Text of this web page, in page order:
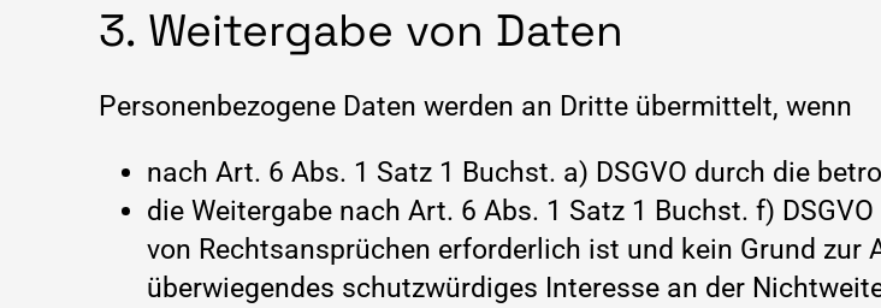
3. Weitergabe von Daten
Personenbezogene Daten werden an Dritte übermittelt, wenn
nach Art. 6 Abs. 1 Satz 1 Buchst. a) DSGVO durch die
die Weitergabe nach Art. 6 Abs. 1 Satz 1 Buchst. f)
von Rechtsansprüchen erforderlich ist und kein Grund
überwiegendes schutzwürdiges Interesse an der